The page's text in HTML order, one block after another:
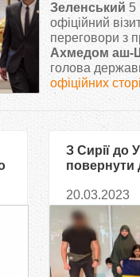
Зеленський 5
офіційний
переговори з
Ахмедом аш-
голова
офіційних
З Сирії до
повернути
20.03.2023